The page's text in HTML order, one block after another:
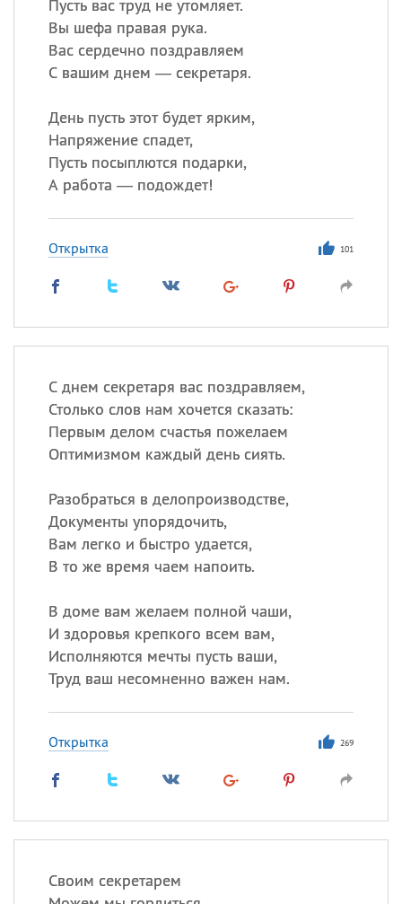
Пусть вас труд не утомляет.
Вы шефа правая рука.
Вас сердечно поздравляем
С вашим днем — секретаря.
День пусть этот будет ярким,
Напряжение спадет,
Пусть посыплются подарки,
А работа — подождет!
Открытка 101
С днем секретаря вас поздравляем,
Столько слов нам хочется сказать:
Первым делом счастья пожелаем
Оптимизмом каждый день сиять.
Разобраться в делопроизводстве,
Документы упорядочить,
Вам легко и быстро удается,
В то же время чаем напоить.
В доме вам желаем полной чаши,
И здоровья крепкого всем вам,
Исполняются мечты пусть ваши,
Труд ваш несомненно важен нам.
Открытка 269
Своим секретарем